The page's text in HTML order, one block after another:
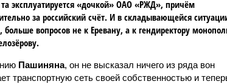
эксплуатируется «дочкой» ОАО «РЖД», причём
за российский счёт. И в складывающейся
больше вопросов не к Еревану, а к гендиректору
Пашиняна, он не высказал ничего из ряда вон
транспортную сеть своей собственностью и